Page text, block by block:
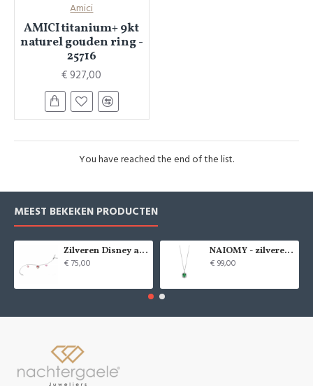
Amici
AMICI titanium+ 9kt
naturel gouden ring -
25716
€ 927,00
You have reached the end of the list.
MEEST BEKEKEN PRODUCTEN
Zilveren Disney armband Minnie Mouse - 9084
€ 75,00
NAIOMY - zilveren halsketting met zirconium - 37715
€ 99,00